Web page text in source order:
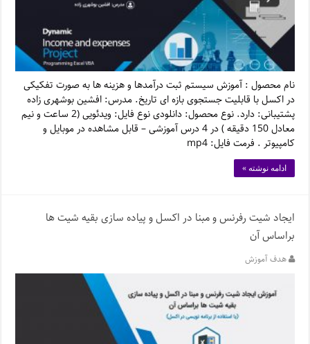
نام محصول : آموزش سیستم ثبت درآمدها و هزینه ها به صورت تفکیکی
در اکسل با قابلیت جستجوی بازه ای تاریخ. مدرس: افشین بوشهری زاده
پشتیبانی: دارد. نوع محصول: دانلودی نوع فایل: ویدئویی (2 ساعت و نیم
معادل 150 دقیقه ) در 4 درس آموزشی – قابل مشاهده در موبایل و
کامپیوتر . فرمت فایل: mp4
ادامه نوشته »
ایجاد شیت رفرنس و مبنا در اکسل و پیاده سازی بقیه شیت ها
براساس آن
هدف آموزش